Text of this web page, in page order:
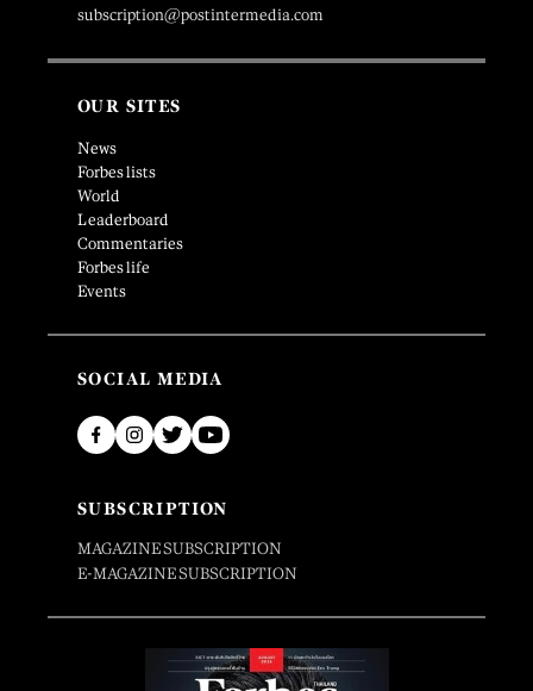
subscription@postintermedia.com
OUR SITES
News
Forbes lists
World
Leaderboard
Commentaries
Forbes life
Events
SOCIAL MEDIA
SUBSCRIPTION
MAGAZINE SUBSCRIPTION
E-MAGAZINE SUBSCRIPTION